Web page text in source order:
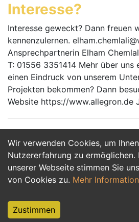
Wir verwenden Cookies, um
Nutzererfahrung zu ermöglichen.
unserer Webseite stimmen Sie
von Cookies zu. Mehr
Zustimmen
Interesse?
Interesse geweckt? Dann freuen
kennenzulernen.
Ansprechpartnerin Elham
T: 01556 3351414 Mehr über
einen Eindruck von unserem
Projekten bekommen? Dann
Website https://www.allegron.de
Jetzt